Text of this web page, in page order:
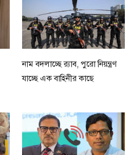
নাম বদলাচ্ছে র‌্যাব, পুরো নিয়ন্ত্রণ
যাচ্ছে এক বাহিনীর কাছে